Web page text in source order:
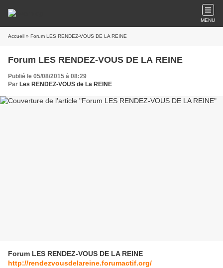
MENU
Accueil » Forum LES RENDEZ-VOUS DE LA REINE
Forum LES RENDEZ-VOUS DE LA REINE
Publié le 05/08/2015 à 08:29
Par Les RENDEZ-VOUS de La REINE
Forum LES RENDEZ-VOUS DE LA REINE
http://rendezvousdelareine.forumactif.org/